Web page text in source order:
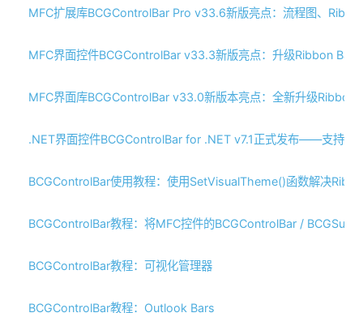
MFC扩展库BCGControlBar Pro v33.6新版亮点：流程图、
MFC界面控件BCGControlBar v33.3新版亮点：升级Ribbon Bar
MFC界面库BCGControlBar v33.0新版本亮点：全新升级Ribbon
.NET界面控件BCGControlBar for .NET v7.1正式发布——支持
BCGControlBar使用教程：使用SetVisualTheme()函数解决
BCGControlBar教程：将MFC控件的BCGControlBar / BCGSuite
BCGControlBar教程：可视化管理器
BCGControlBar教程：Outlook Bars